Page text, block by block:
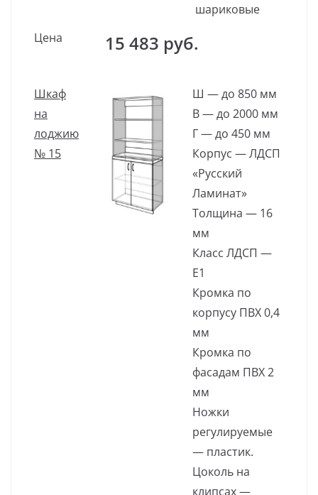
шариковые
Цена
15 483 руб.
Шкаф
на
лоджию
№ 15
Ш — до 850 мм
В — до 2000 мм
Г — до 450 мм
Корпус — ЛДСП
«Русский
Ламинат»
Толщина — 16
мм
Класс ЛДСП —
Е1
Кромка по
корпусу ПВХ 0,4
мм
Кромка по
фасадам ПВХ 2
мм
Ножки
регулируемые
— пластик.
Цоколь на
клипсах —